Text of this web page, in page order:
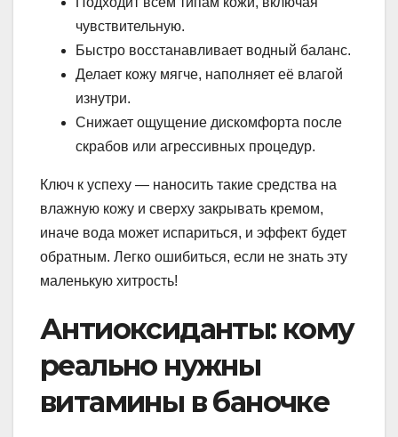
чувствительную.
Быстро восстанавливает водный баланс.
Делает кожу мягче, наполняет её влагой
изнутри.
Снижает ощущение дискомфорта после
скрабов или агрессивных процедур.
Ключ к успеху — наносить такие средства на
влажную кожу и сверху закрывать кремом,
иначе вода может испариться, и эффект будет
обратным. Легко ошибиться, если не знать эту
маленькую хитрость!
Антиоксиданты: кому
реально нужны
витамины в баночке